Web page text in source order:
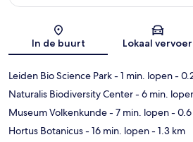
Kaart
In de buurt Lokaal vervoer
Leiden Bio Science Park- 1 min. lopen-
Naturalis Biodiversity Center- 6 min.
Museum Volkenkunde- 7 min. lopen-
Hortus Botanicus- 16 min. lopen- 1.3 km